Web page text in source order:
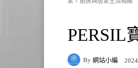
PERSIL
By 網站小編